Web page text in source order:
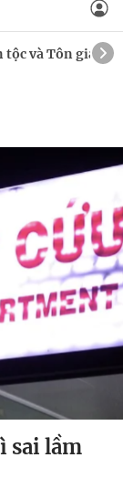
tộc và Tôn giáo
sai lầm